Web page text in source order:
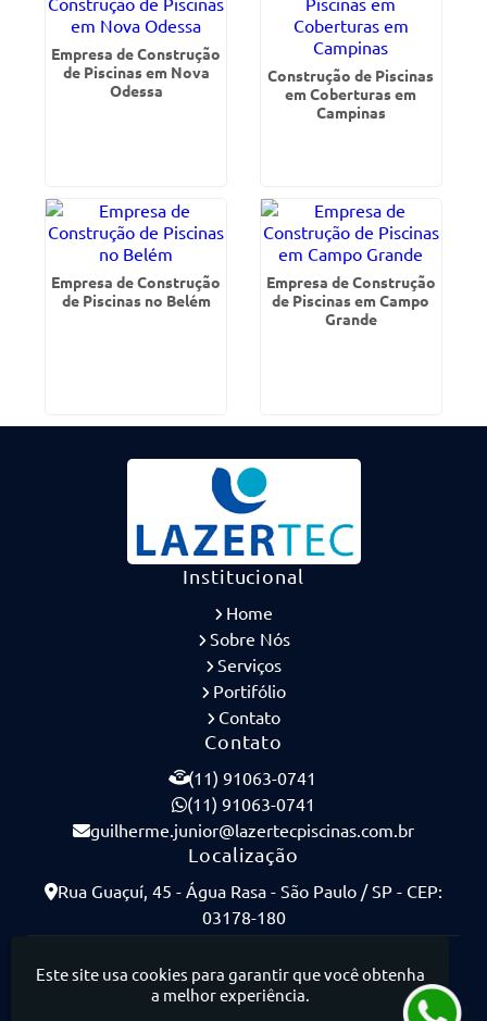
Empresa de Construção
de Piscinas em Nova
Odessa
Construção de Piscinas
em Coberturas em
Campinas
Empresa de Construção
de Piscinas no Belém
Empresa de Construção
de Piscinas em Campo
Grande
Institucional
Home
Sobre Nós
Serviços
Portifólio
Contato
Contato
(11) 91063-0741
(11) 91063-0741
guilherme.junior@lazertecpiscinas.com.br
Localização
Rua Guaçuí, 45 - Água Rasa - São Paulo / SP - CEP:
03178-180
Este site usa cookies para garantir que você obtenha
a melhor experiência.